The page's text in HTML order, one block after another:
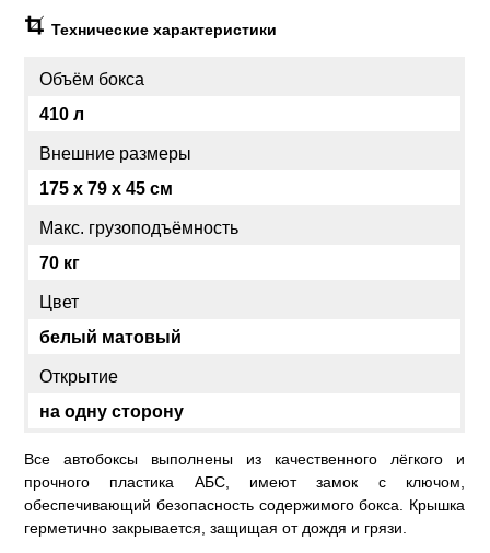
Технические характеристики
Объём бокса
410 л
Внешние размеры
175 x 79 x 45 см
Макс. грузоподъёмность
70 кг
Цвет
белый матовый
Открытие
на одну сторону
Все автобоксы выполнены из качественного лёгкого и
прочного пластика АБС, имеют замок с ключом,
обеспечивающий безопасность содержимого бокса. Крышка
герметично закрывается, защищая от дождя и грязи.